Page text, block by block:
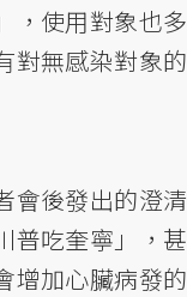
，使用對象也多
對無感染對象的
會後發出的澄清
普吃奎寧」，甚
增加心臟病發的